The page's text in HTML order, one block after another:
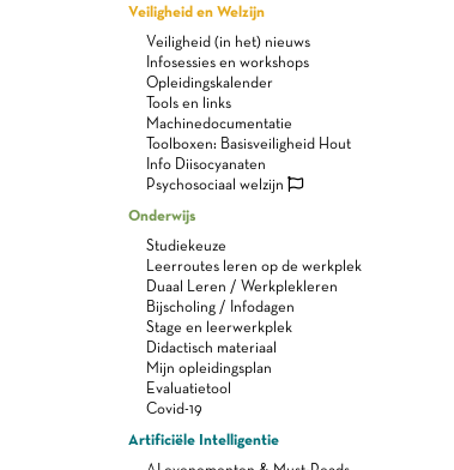
Veiligheid en Welzijn
Veiligheid (in het) nieuws
Infosessies en workshops
Opleidingskalender
Tools en links
Machinedocumentatie
Toolboxen: Basisveiligheid Hout
Info Diisocyanaten
Psychosociaal welzijn
Onderwijs
Studiekeuze
Leerroutes leren op de werkplek
Duaal Leren / Werkplekleren
Bijscholing / Infodagen
Stage en leerwerkplek
Didactisch materiaal
Mijn opleidingsplan
Evaluatietool
Covid-19
Artificiële Intelligentie